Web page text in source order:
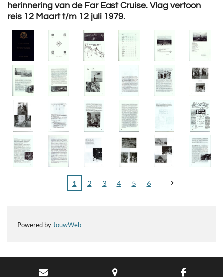
herinnering van de Far East Cruise. Vlag vertoon
reis 12 Maart t/m 12 juli 1979.
1 2 3 4 5 6
Powered by JouwWeb